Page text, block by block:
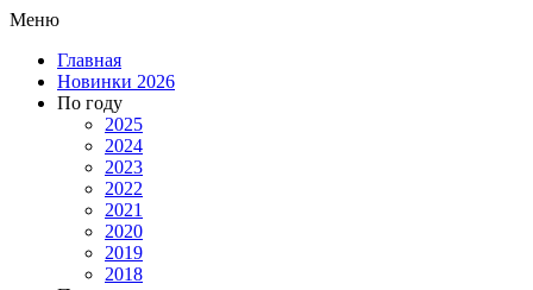
Меню
Главная
Новинки 2026
По году
2025
2024
2023
2022
2021
2020
2019
2018